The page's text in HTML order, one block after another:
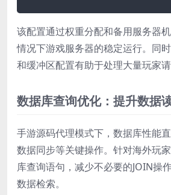
该配置通过权重分配和备用服务器
情况下游戏服务器的稳定运行。同
和缓冲区配置有助于处理大量玩家请
数据库查询优化：提升数据
手游源码代理模式下，数据库性能直
数据同步等关键操作。针对海外玩
库查询语句，减少不必要的JOIN操
数据检索。